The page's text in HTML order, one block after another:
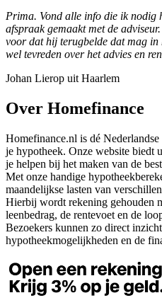
Prima. Vond alle info die ik nodig
afspraak gemaakt met de
voor dat hij terugbelde dat mag
wel tevreden over het advies en
Johan Lierop uit Haarlem
Over Homefinance
Homefinance.nl is dé
je hypotheek. Onze website biedt
je helpen bij het maken van de
Met onze handige
maandelijkse lasten van
Hierbij wordt rekening gehouden
leenbedrag, de rentevoet en de
Bezoekers kunnen zo direct
hypotheekmogelijkheden en de